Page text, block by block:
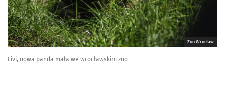
Zoo Wrocław
Livi, nowa panda mała we wrocławskim zoo